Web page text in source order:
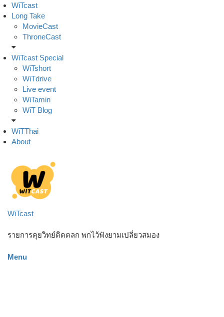
Skip
to
content
WiTcast
Long Take
MovieCast
ThroneCast
WiTcast Special
WiTshort
WiTdrive
Live event
WiTamin
WiT Blog
WiTThai
About
WiTcast
รายการคุยวิทย์ติดตลก พกไว้ฟังยามเปลี่ยวสมอง
Menu